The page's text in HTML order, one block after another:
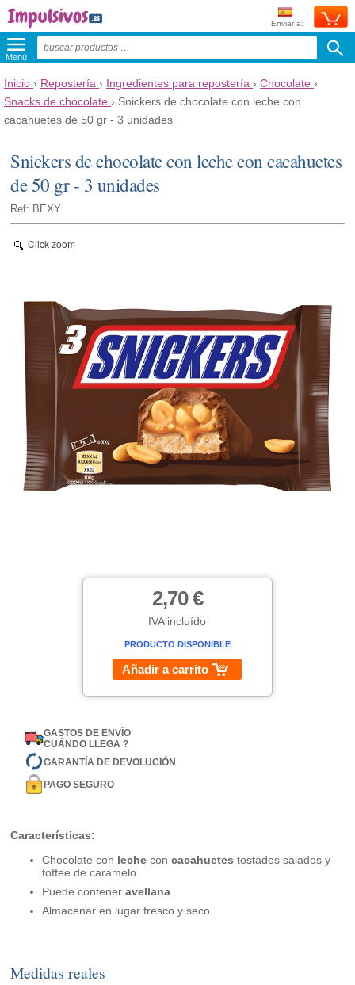
Enviar a:
Menú
Inicio › Repostería › Ingredientes para repostería › Chocolate ›
Snacks de chocolate › Snickers de chocolate con leche con
cacahuetes de 50 gr - 3 unidades
Snickers de chocolate con leche con cacahuetes
de 50 gr - 3 unidades
Ref: BEXY
Click zoom
2,70 €
IVA incluído
PRODUCTO DISPONIBLE
Añadir a carrito
GASTOS DE ENVÍO
CUÁNDO LLEGA ?
GARANTÍA DE DEVOLUCIÓN
PAGO SEGURO
Características:
Chocolate con leche concacahuetes tostados salados y
toffee de caramelo.
Puede conteneravellana
Almacenar en lugar fresco y seco.
Medidas reales